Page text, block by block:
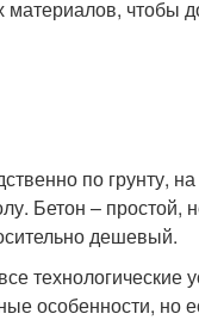
материалов, чтобы
по грунту,
Бетон – простой,
дешевый.
технологические
особенности, но